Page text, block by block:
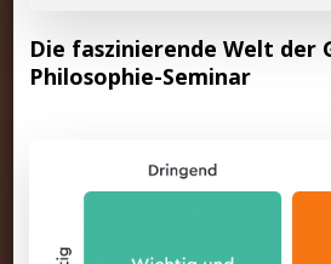
Die faszinierende Welt der
Philosophie-Seminar